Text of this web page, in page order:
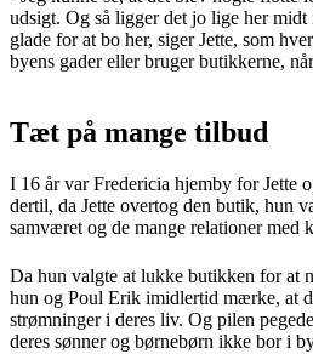
udsigt. Og så ligger det jo lige her
glade for at bo her, siger Jette, som
byens gader eller bruger butikkerne,
Tæt på mange tilbud
I 16 år var Fredericia hjemby for Jette
dertil, da Jette overtog den butik, hun
samværet og de mange relationer med
Da hun valgte at lukke butikken for at
hun og Poul Erik imidlertid mærke, at
strømninger i deres liv. Og pilen
deres sønner og børnebørn ikke bor i